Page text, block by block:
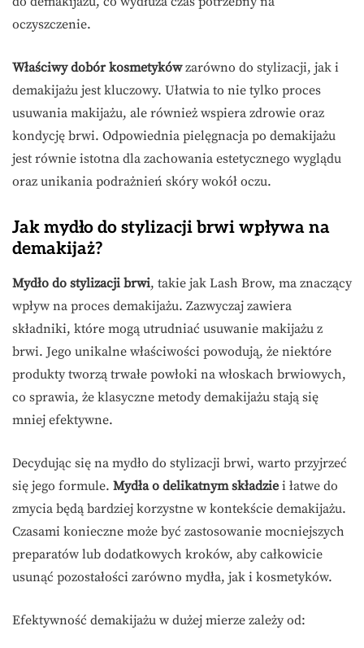
oczyszczenie.
Właściwy dobór kosmetykówzarówno do stylizacji, jak i
demakijażu jest kluczowy. Ułatwia to nie tylko proces
usuwania makijażu, ale również wspiera zdrowie oraz
kondycję brwi. Odpowiednia pielęgnacja po demakijażu
jest równie istotna dla zachowania estetycznego wyglądu
oraz unikania podrażnień skóry wokół oczu.
Jak mydło do stylizacji brwi wpływa na
demakijaż?
Mydło do stylizacji brwi, takie jak Lash Brow, ma znaczący
wpływ na proces demakijażu. Zazwyczaj zawiera
składniki, które mogą utrudniać usuwanie makijażu z
brwi. Jego unikalne właściwości powodują, że niektóre
produkty tworzą trwałe powłoki na włoskach brwiowych,
co sprawia, że klasyczne metody demakijażu stają się
mniej efektywne.
Decydując się na mydło do stylizacji brwi, warto przyjrzeć
się jego formule. Mydła o delikatnym składzie i łatwe do
zmycia będą bardziej korzystne w kontekście demakijażu.
Czasami konieczne może być zastosowanie mocniejszych
preparatów lub dodatkowych kroków, aby całkowicie
usunąć pozostałości zarówno mydła, jak i kosmetyków.
Efektywność demakijażu w dużej mierze zależy od: